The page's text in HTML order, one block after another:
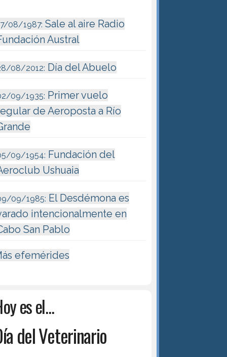
08/1987: Sale al aire Radio
Austral
08/2012: Día del Abuelo
09/1935: Primer vuelo
de Aeroposta a Río
09/1954: Fundación del
Ushuaia
09/1985: El Desdémona es
intencionalmente en
San Pablo
efemérides
es el...
del Veterinario